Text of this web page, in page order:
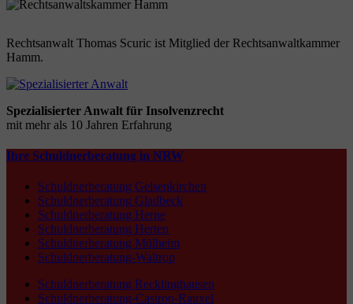
Rechtsanwalt Thomas Scuric ist Mitglied der Rechtsanwaltkammer
Hamm.
Spezialisierter Anwalt für Insolvenzrecht
mit mehr als 10 Jahren Erfahrung
Ihre Schuldnerberatung in NRW
Schuldnerberatung Gelsenkirchen
Schuldnerberatung Gladbeck
Schuldnerberatung Herne
Schuldnerberatung Herten
Schuldnerberatung Mülheim
Schuldnerberatung-Waltrop
Schuldnerberatung Recklinghausen
Schuldnerberatung-Castrop-Rauxel